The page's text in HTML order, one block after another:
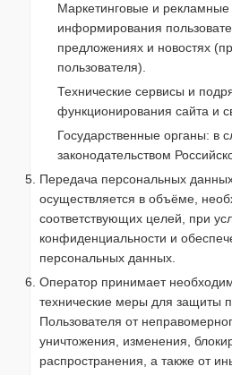
Маркетинговые и рекламные
информирования
предложениях и новостях
пользователя).
Технические сервисы и
функционирования сайта и
Государственные органы: в
законодательством
Передача персональных
осуществляется в объёме,
соответствующих целей, при
конфиденциальности и
персональных данных.
Оператор принимает
технические меры для защиты
Пользователя от
уничтожения, изменения,
распространения, а также от